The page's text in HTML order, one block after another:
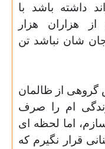
داشته باشد با
هزاران هزار
جان شان نباشد تن
گروهی از ظالمان
ام را صرف
اما لحظه ای
قرار نگیرم که